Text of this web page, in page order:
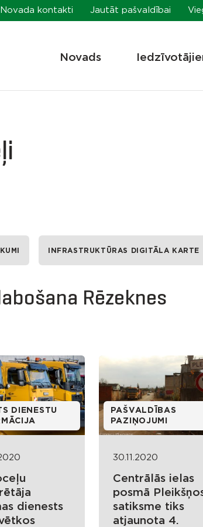
Novada kontakti Jautāt pašvaldībai
Novads
INFRASTRUKTŪRAS DIGITĀLA KARTE
Rēzeknes
DIENESTU
dienests
PAŠVALDĪBAS
PAZIŅOJUMI
30.11.2020
Centrālās ielas
posmā
satiksme tiks
atjaunota 4.